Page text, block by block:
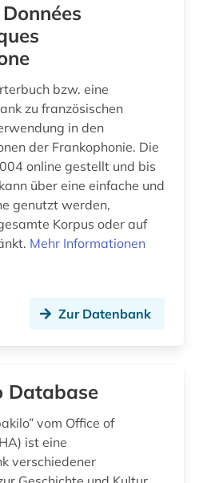
kulturanthropologie (1)
(1)
(1)
bzw. eine
zu französischen
in den
der Frankophonie. Die
online gestellt und bis
über eine einfache und
genutzt werden,
Korpus oder auf
Mehr Informationen
Zur Datenbank
Database
vom Office of
ist eine